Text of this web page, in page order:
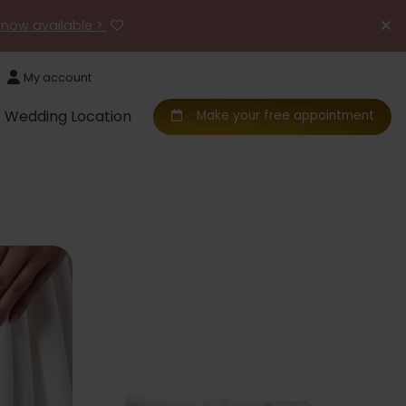
available >
My account
Wedding Location Make your free appointment